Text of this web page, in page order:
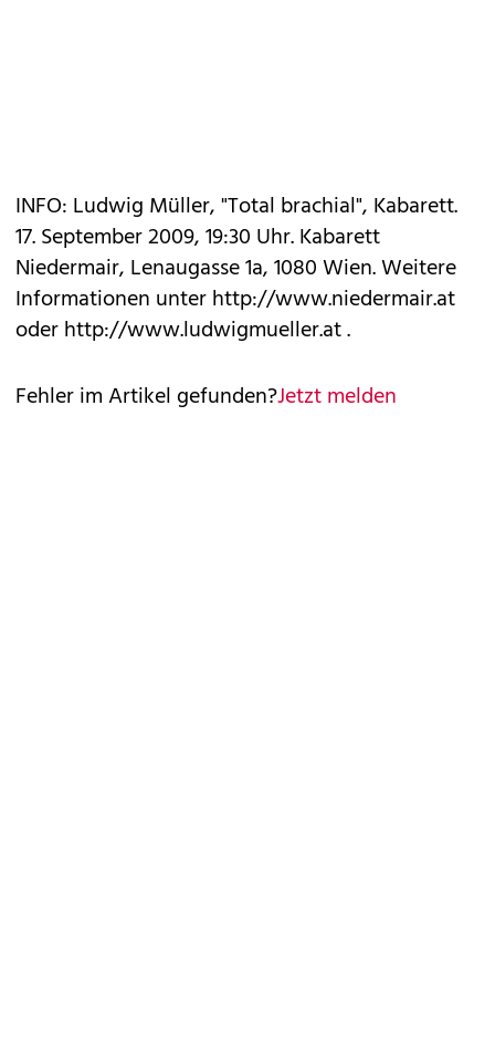
INFO: Ludwig Müller, "Total brachial", Kabarett.
17. September 2009, 19:30 Uhr. Kabarett
Niedermair, Lenaugasse 1a, 1080 Wien. Weitere
Informationen unter http://www.niedermair.at
oder http://www.ludwigmueller.at .
Fehler im Artikel gefunden?Jetzt melden